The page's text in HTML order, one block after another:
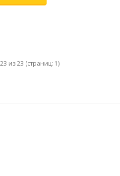
из 23 (страниц: 1)